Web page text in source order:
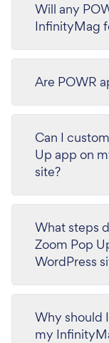
Will any
InfinityMag
Are POWR
Can I
Up app on
site?
What steps
Zoom Pop
WordPress
Why should
my